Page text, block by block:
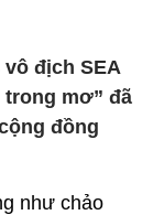
vô địch SEA
trong mơ” đã
đồng
như chảo